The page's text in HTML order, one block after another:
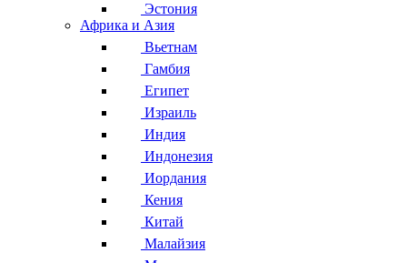
Эстония
Африка и Азия
Вьетнам
Гамбия
Египет
Израиль
Индия
Индонезия
Иордания
Кения
Китай
Малайзия